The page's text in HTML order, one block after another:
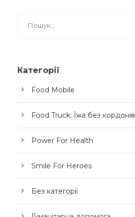
Категорії
Food Mobile
Food Truck: Їжа без кордонів
Power For Health
Smile For Heroes
Без категорії